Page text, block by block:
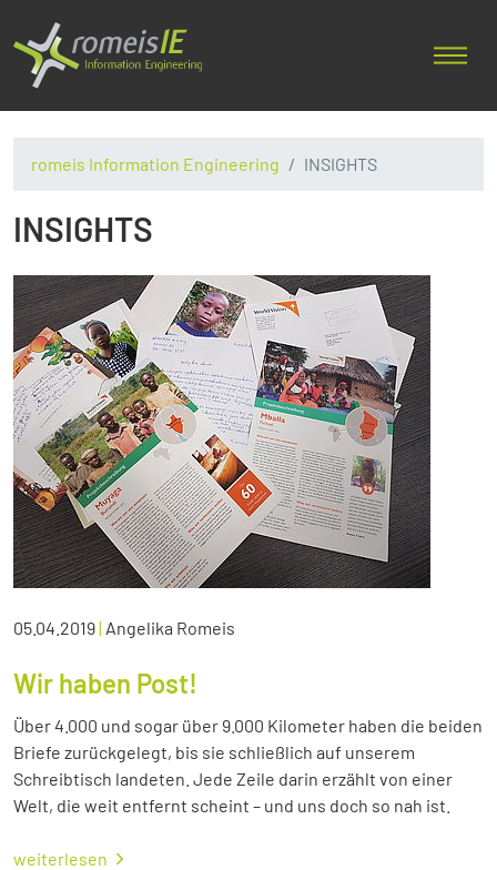
romeis Information Engineering INSIGHTS
INSIGHTS
05.04.2019| Angelika Romeis
Wir haben Post!
Über 4.000 und sogar über 9.000 Kilometer haben die beiden
Briefe zurückgelegt, bis sie schließlich auf unserem
Schreibtisch landeten. Jede Zeile darin erzählt von einer
Welt, die weit entfernt scheint – und uns doch so nah ist.
weiterlesen